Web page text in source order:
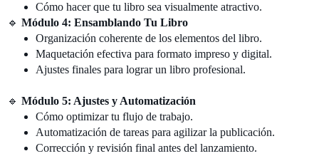
Cómo hacer que tu libro sea visualmente atractivo.
🔹 Módulo 4: Ensamblando Tu Libro
Organización coherente de los elementos del libro.
Maquetación efectiva para formato impreso y digital.
Ajustes finales para lograr un libro profesional.
🔹 Módulo 5: Ajustes y Automatización
Cómo optimizar tu flujo de trabajo.
Automatización de tareas para agilizar la publicación.
Corrección y revisión final antes del lanzamiento.